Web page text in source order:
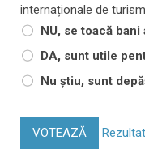
internaționale de
NU, se toacă bani
DA, sunt utile
Nu știu, sunt
VOTEAZĂ